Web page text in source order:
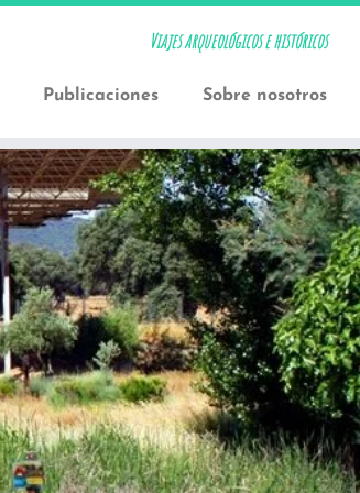
Viajes arqueológicos e históricos
Publicaciones Sobre nosotros